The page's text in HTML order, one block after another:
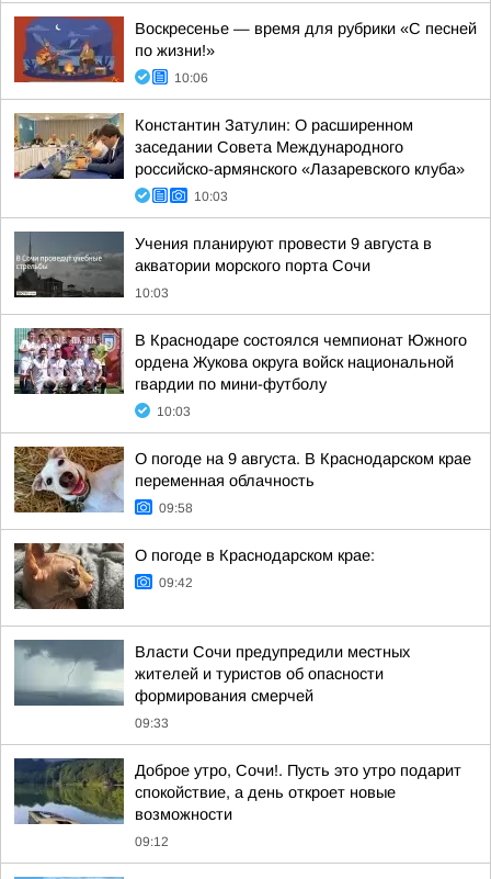
Воскресенье — время для рубрики «С песней
по жизни!»
10:06
Константин Затулин: О расширенном
заседании Совета Международного
российско-армянского «Лазаревского клуба»
10:03
Учения планируют провести 9 августа в
акватории морского порта Сочи
10:03
В Краснодаре состоялся чемпионат Южного
ордена Жукова округа войск национальной
гвардии по мини-футболу
10:03
О погоде на 9 августа. В Краснодарском крае
переменная облачность
09:58
О погоде в Краснодарском крае:
09:42
Власти Сочи предупредили местных
жителей и туристов об опасности
формирования смерчей
09:33
Доброе утро, Сочи!. Пусть это утро подарит
спокойствие, а день откроет новые
возможности
09:12